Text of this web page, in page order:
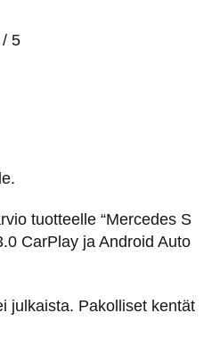
/ 5
tuotteelle “Mercedes S
CarPlay ja Android Auto
julkaista. Pakolliset kentät